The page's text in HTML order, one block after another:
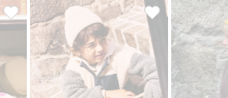
Körsbärstmönstrad pilejacka, Lägg till i
Piléjacka med